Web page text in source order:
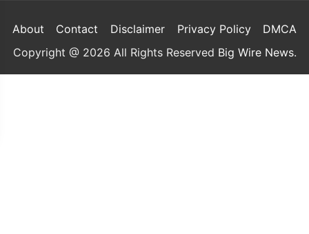
About Contact Disclaimer Privacy Policy
DMCA
Copyright @ 2026 All Rights Reserved Big Wire News.